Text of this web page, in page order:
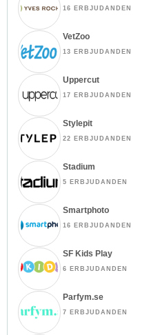
16 ERBJUDANDEN
VetZoo
13 ERBJUDANDEN
Uppercut
17 ERBJUDANDEN
Stylepit
22 ERBJUDANDEN
Stadium
5 ERBJUDANDEN
Smartphoto
16 ERBJUDANDEN
SF Kids Play
6 ERBJUDANDEN
Parfym.se
7 ERBJUDANDEN